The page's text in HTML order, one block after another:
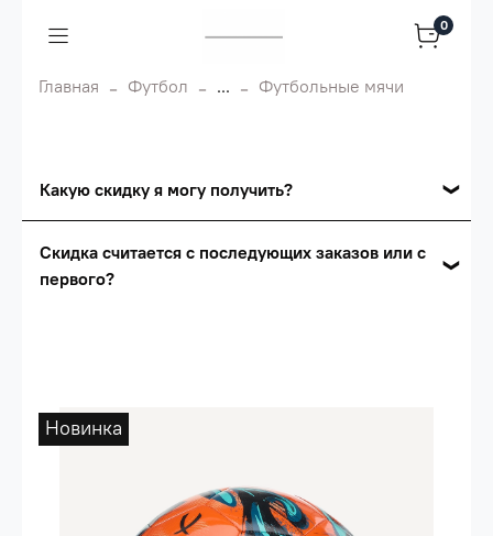
0
Главная Футбол ... Футбольные мячи
Какую скидку я могу получить?
Сумма скидки зависит от стоимости вашего
Опт 4(30%) -
(33%)- сумма всех заказов за 6 месяцев
Скидка считается с последующих заказов или с
первого?
Новинка